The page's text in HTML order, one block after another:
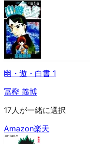
幽・遊・白書 1
冨樫 義博
17人が一緒に選択
Amazon楽天